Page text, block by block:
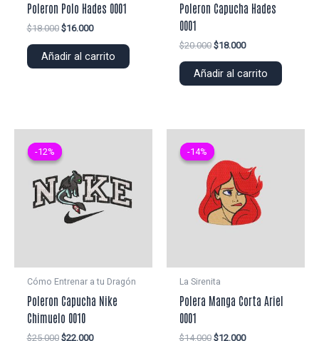
Poleron Polo Hades 0001
$18.000 El
original
$16.000El
actual
Añadir al carrito
Poleron Capucha Hades
0001
$20.000 El
original
$18.000El
actual
Añadir al carrito
-12%
-12%
Cómo Entrenar a tu Dragón
Poleron Capucha Nike
Chimuelo 0010
$25.000 El
$22.000El
-14%
-14%
La Sirenita
Polera Manga Corta Ariel
0001
$14.000 El
$12.000El